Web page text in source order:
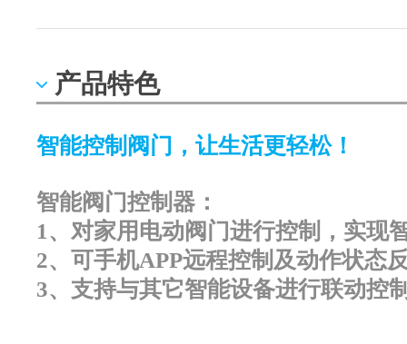
产品特色
智能控制阀门，让生活更轻松！
智能阀门控制器：
1、对家用电动阀门进行控制，实现
2、可手机APP远程控制及动作状态
3、支持与其它智能设备进行联动控